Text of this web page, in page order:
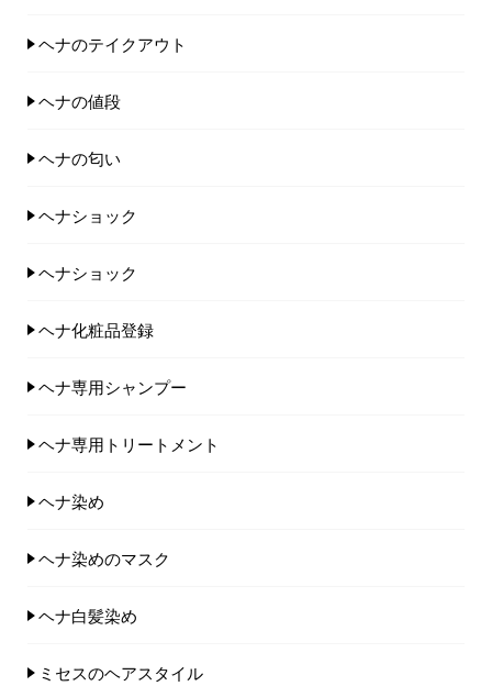
ヘナのテイクアウト
ヘナの値段
ヘナの匂い
ヘナショック
ヘナショック
ヘナ化粧品登録
ヘナ専用シャンプー
ヘナ専用トリートメント
ヘナ染め
ヘナ染めのマスク
ヘナ白髪染め
ミセスのヘアスタイル